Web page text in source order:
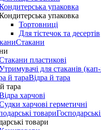
упаковка
упаковка
Тортовниці
Для тістечок та десертів
Стакани
пластикові
для стаканів
Відра й тара
тара
харчові
харчові герметичні
товари